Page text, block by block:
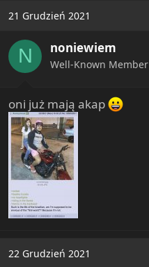
t
o
n
s
21 Grudzień 2021
N noniewiem
Well-Known Member
oni już mają akap
22 Grudzień 2021